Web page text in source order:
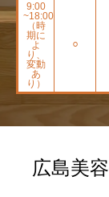
9:00
~18:00
（時
期に
よ
り、
変動
あ
り）
⚪︎
広島美